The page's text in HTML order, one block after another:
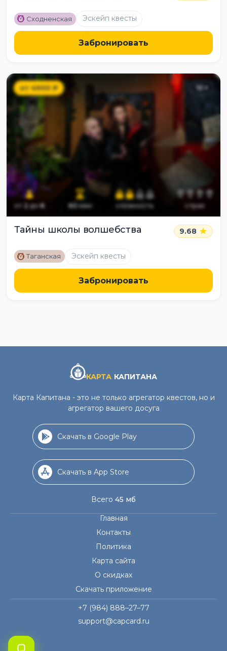
M Сходненская Эскейп квесты
Забронировать
от4900₽ 12 +
от 2до8 60мин сложность страх
Тайны школы волшебства 9.68
M Таганская Эскейп квесты
Забронировать
КАРТА КАПИТАНА
Карта Капитана - это не только агрегатор квестов, но и
агрегатор вашего досуга
Скачать в Google Play
Скачать в App Store
Всего 45 мб
Главная
Контакты
Политика
Карта сайта
О скидках
Скачать приложение
+7 (984) 888–27–77
support@capcard.ru